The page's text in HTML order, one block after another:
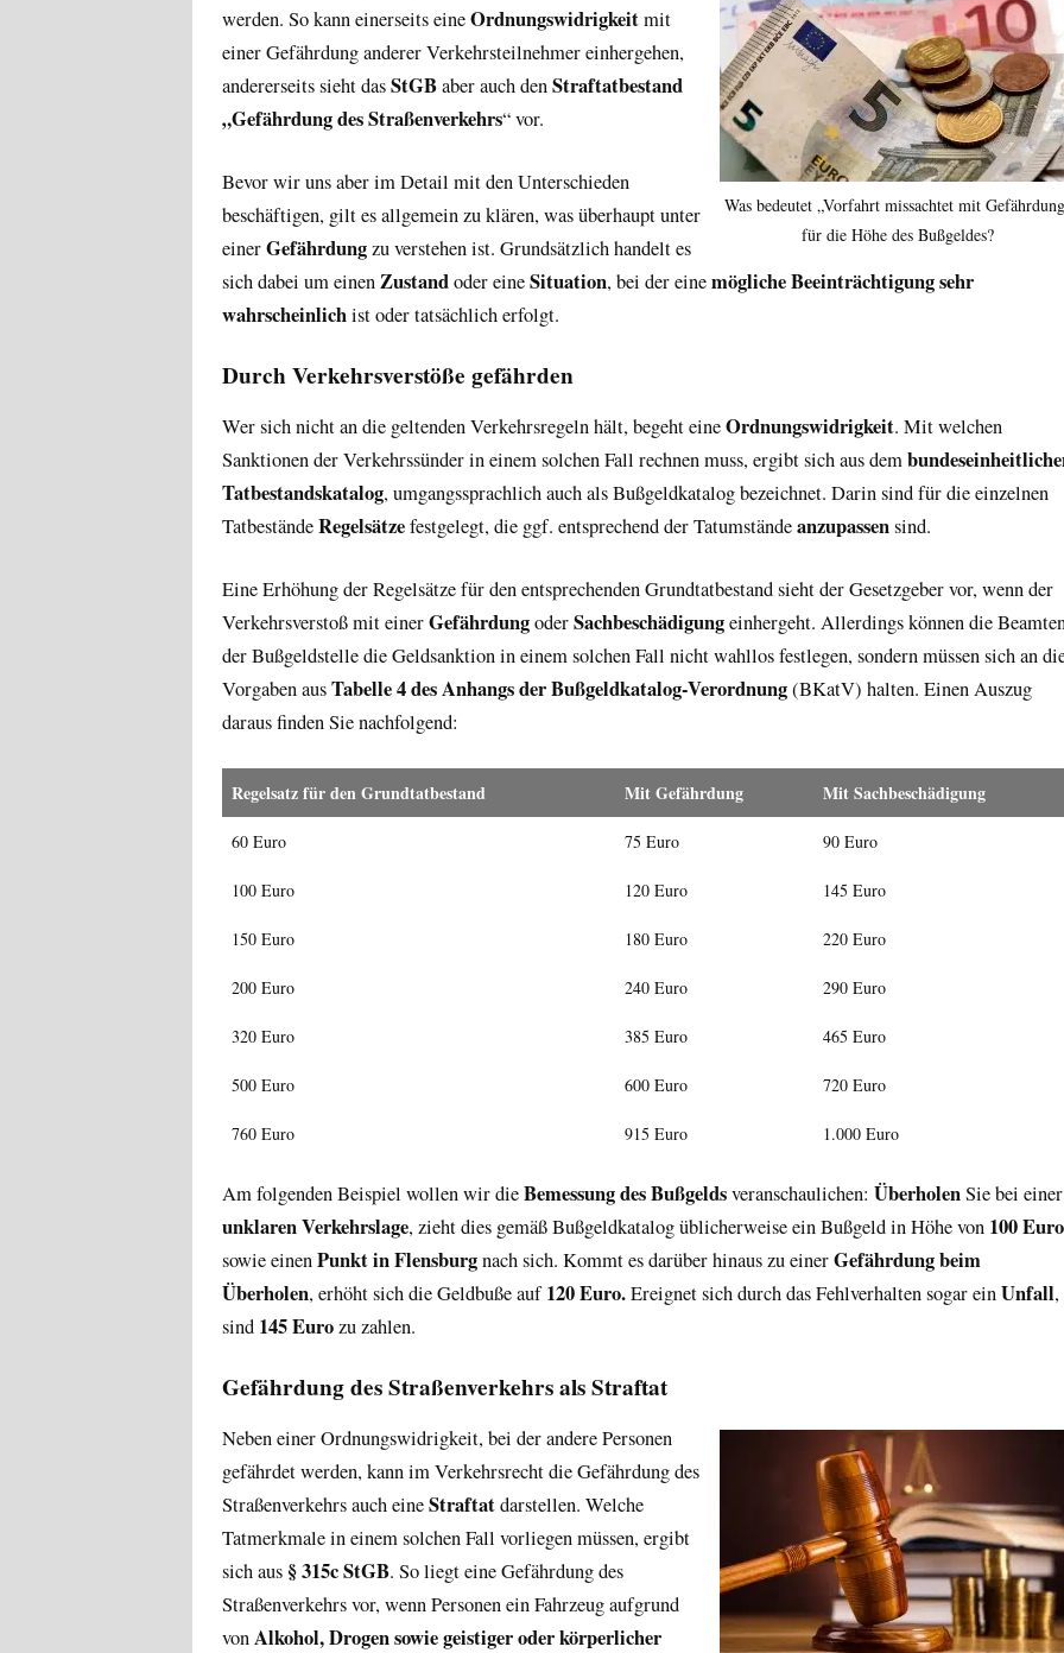
Was bedeutet „Vorfahrt missachtet mit
für die Höhe des Bußgeldes?
werden. So kann einerseits eineOrdnungswidrigkeitmit
einer Gefährdung anderer Verkehrsteilnehmer einhergehen,
andererseits sieht dasStGBaber auch denStraftatbestand
„Gefährdung des Straßenverkehrs“ vor.
Bevor wir uns aber im Detail mit den Unterschieden
beschäftigen, gilt es allgemein zu klären, was überhaupt unter
einerGefährdungzu verstehen ist. Grundsätzlich handelt es
sich dabei um einenZustandoder eineSituation, bei der einemögliche Beeinträchtigung sehr
wahrscheinlichist oder tatsächlich erfolgt.
Durch Verkehrsverstöße gefährden
Wer sich nicht an die geltenden Verkehrsregeln hält, begeht eineOrdnungswidrigkeit. Mit welchen
Sanktionen der Verkehrssünder in einem solchen Fall rechnen muss, ergibt sich aus dem
Tatbestandskatalog, umgangssprachlich auch als Bußgeldkatalog bezeichnet. Darin sind für die einzelnen
TatbeständeRegelsätzefestgelegt, die ggf. entsprechend der Tatumständeanzupassensind.
Eine Erhöhung der Regelsätze für den entsprechenden Grundtatbestand sieht der Gesetzgeber vor, wenn der
Verkehrsverstoß mit einerGefährdungoderSachbeschädigungeinhergeht. Allerdings können die
der Bußgeldstelle die Geldsanktion in einem solchen Fall nicht wahllos festlegen, sondern müssen sich an
Vorgaben ausTabelle 4 des Anhangs der Bußgeldkatalog-Verordnung(BKatV) halten. Einen Auszug
daraus finden Sie nachfolgend:
Regel­satz für den Grund­tat­be­stand Mit Ge­fähr­dung Mit Sach­be­schä­di­gung
60 Euro 75 Euro 90 Euro
100 Euro 120 Euro 145 Euro
150 Euro 180 Euro 220 Euro
200 Euro 240 Euro 290 Euro
320 Euro 385 Euro 465 Euro
500 Euro 600 Euro 720 Euro
760 Euro 915 Euro 1.000 Euro
Am folgenden Beispiel wollen wir dieBemessung des Bußgeldsveranschaulichen: ÜberholenSie bei einer
unklaren Verkehrslage, zieht dies gemäß Bußgeldkatalog üblicherweise ein Bußgeld in Höhe von 100 Euro
sowie einenPunkt in Flensburgnach sich. Kommt es darüber hinaus zu einerGefährdung beim
Überholen, erhöht sich die Geldbuße auf120 Euro.Ereignet sich durch das Fehlverhalten sogar einUnfall,
sind 145 Eurozu zahlen.
Gefährdung des Straßenverkehrs als Straftat
Neben einer Ordnungswidrigkeit, bei der andere Personen
gefährdet werden, kann im Verkehrsrecht die Gefährdung des
Straßenverkehrs auch eineStraftatdarstellen. Welche
Tatmerkmale in einem solchen Fall vorliegen müssen, ergibt
sich aus § 315c StGB. So liegt eine Gefährdung des
Straßenverkehrs vor, wenn Personen ein Fahrzeug aufgrund
vonAlkohol, Drogen sowie geistiger oder körperlicher